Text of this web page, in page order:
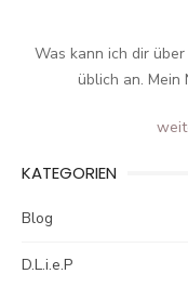
Was kann ich dir
üblich an. Mein
KATEGORIEN
Blog
D.L.i.e.P